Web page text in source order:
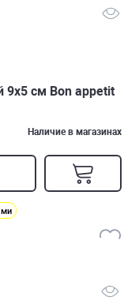
см Bon appetit
Наличие в магазинах